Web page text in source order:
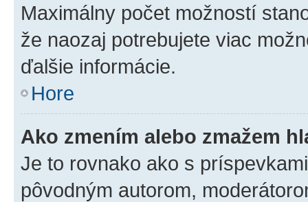
Maximálny počet možností
že naozaj potrebujete viac
ďalšie informácie.
Hore
Ako zmením alebo zmažem
Je to rovnako ako s
pôvodným autorom,